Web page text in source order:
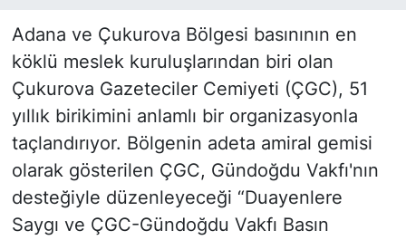
Adana ve Çukurova Bölgesi basınının en
köklü meslek kuruluşlarından biri olan
Çukurova Gazeteciler Cemiyeti (ÇGC), 51
yıllık birikimini anlamlı bir organizasyonla
taçlandırıyor. Bölgenin adeta amiral gemisi
olarak gösterilen ÇGC, Gündoğdu Vakfı'nın
desteğiyle düzenleyeceği “Duayenlere
Saygı ve ÇGC-Gündoğdu Vakfı Basın